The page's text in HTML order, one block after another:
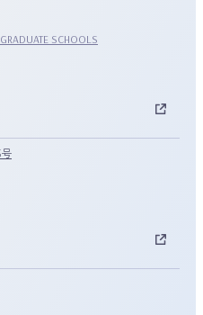
SCHOOLS